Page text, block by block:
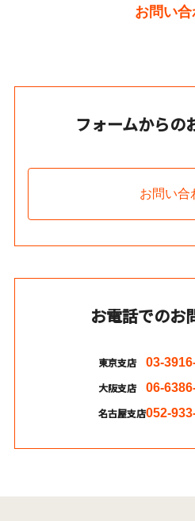
お問い
フォームからの
お問い合
お電話でのお
東京支店 03-
大阪支店 06-
名古屋支店052-